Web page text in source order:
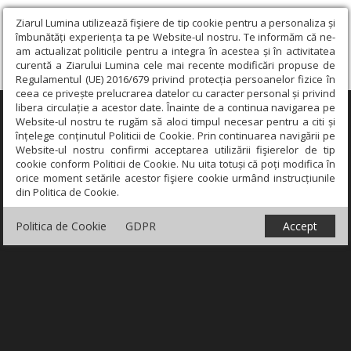
Ziarul Lumina utilizează fişiere de tip cookie pentru a personaliza și
îmbunătăți experiența ta pe Website-ul nostru. Te informăm că ne-
am actualizat politicile pentru a integra în acestea și în activitatea
curentă a Ziarului Lumina cele mai recente modificări propuse de
Regulamentul (UE) 2016/679 privind protecția persoanelor fizice în
ceea ce privește prelucrarea datelor cu caracter personal și privind
libera circulație a acestor date. Înainte de a continua navigarea pe
Website-ul nostru te rugăm să aloci timpul necesar pentru a citi și
înțelege conținutul Politicii de Cookie. Prin continuarea navigării pe
Website-ul nostru confirmi acceptarea utilizării fişierelor de tip
cookie conform Politicii de Cookie. Nu uita totuși că poți modifica în
orice moment setările acestor fişiere cookie urmând instrucțiunile
din Politica de Cookie.
Politica de Cookie GDPR Accept
×